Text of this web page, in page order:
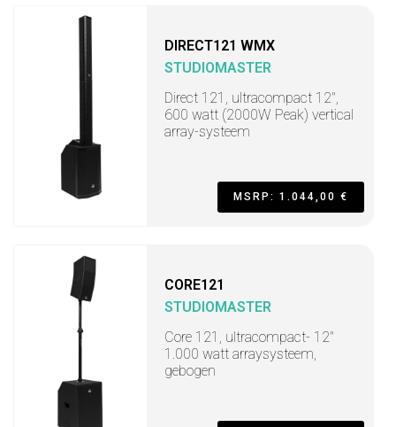
DIRECT121 WMX
STUDIOMASTER
Direct 121, ultracompact 12",
600 watt (2000W Peak) vertical
array-systeem
MSRP: 1.044,00 €
CORE121
STUDIOMASTER
Core 121, ultracompact- 12"
1.000 watt arraysysteem,
gebogen